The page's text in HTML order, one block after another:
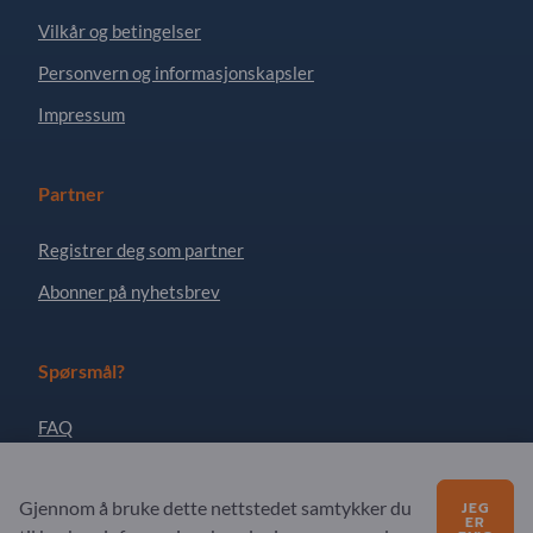
Vilkår og betingelser
Personvern og informasjonskapsler
Impressum
Partner
Registrer deg som partner
Abonner på nyhetsbrev
Spørsmål?
FAQ
Om oss
Gjennom å bruke dette nettstedet samtykker du
JEG
ER